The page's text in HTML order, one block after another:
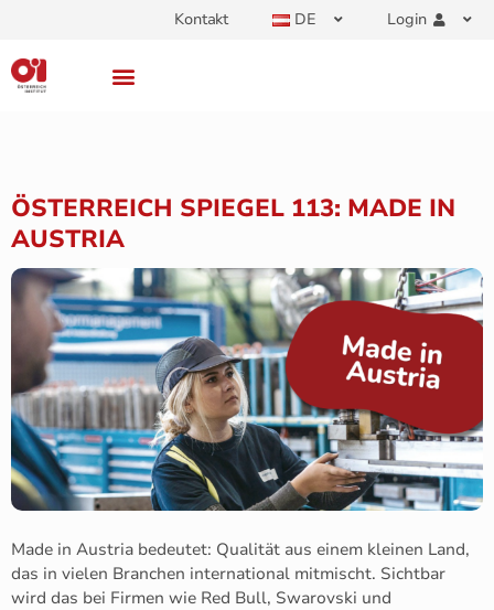
Kontakt DE Login
ÖSTERREICH SPIEGEL 113: MADE IN
AUSTRIA
Made in Austria bedeutet: Qualität aus einem kleinen Land,
das in vielen Branchen international mitmischt. Sichtbar
wird das bei Firmen wie Red Bull, Swarovski und